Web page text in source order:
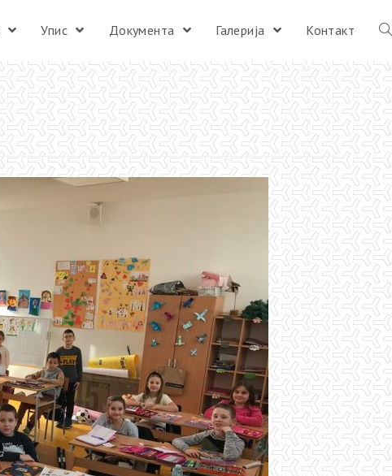
Упис Документа Галерија Контакт